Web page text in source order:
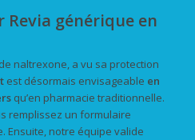
générique en
naltrexone, a vu sa protection
est désormais envisageable en
qu’en pharmacie traditionnelle.
remplissez un formulaire
Ensuite, notre équipe valide